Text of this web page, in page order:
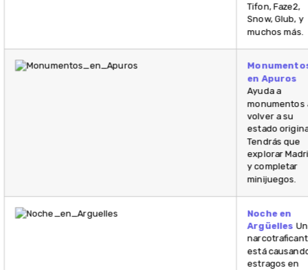
Tifon, Faze2,
Snow, Glub, y
muchos más.
en Apuros
Ayuda a
monumentos
volver a su
estado
Tendrás que
explorar
y completar
minijuegos.
Noche en
Argüelles Un
está
estragos en